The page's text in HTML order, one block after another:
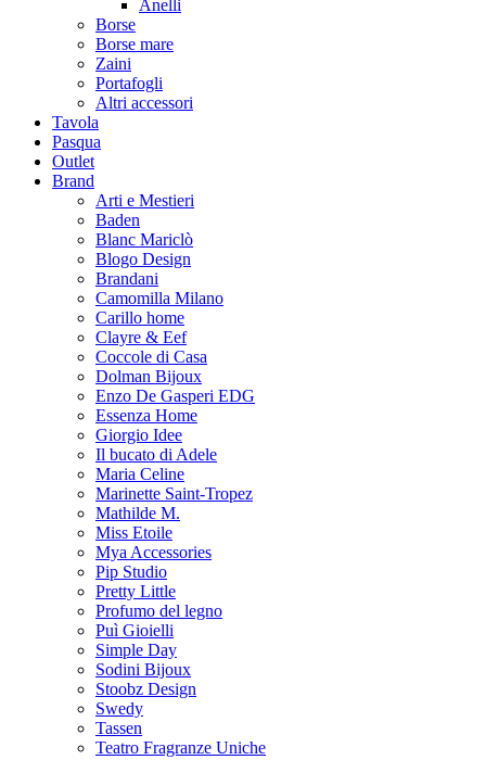
Anelli
Borse
Borse mare
Zaini
Portafogli
Altri accessori
Tavola
Pasqua
Outlet
Brand
Arti e Mestieri
Baden
Blanc Mariclò
Blogo Design
Brandani
Camomilla Milano
Carillo home
Clayre & Eef
Coccole di Casa
Dolman Bijoux
Enzo De Gasperi EDG
Essenza Home
Giorgio Idee
Il bucato di Adele
Maria Celine
Marinette Saint-Tropez
Mathilde M.
Miss Etoile
Mya Accessories
Pip Studio
Pretty Little
Profumo del legno
Puì Gioielli
Simple Day
Sodini Bijoux
Stoobz Design
Swedy
Tassen
Teatro Fragranze Uniche